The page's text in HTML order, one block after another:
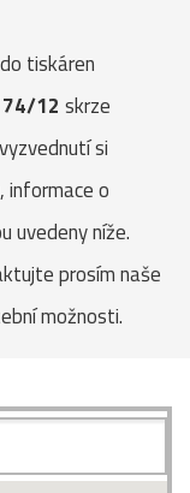
tiskáren
74/12 skrze
si
informace o
uvedeny níže.
prosím naše
možnosti.